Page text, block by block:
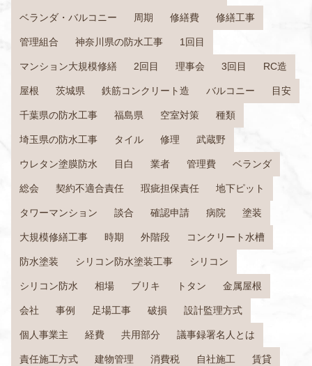
ベランダ・バルコニー 周期 修繕費 修繕工事
管理組合 神奈川県の防水工事 1回目
マンション大規模修繕 2回目 理事会 3回目 RC造
屋根 茨城県 鉄筋コンクリート造 バルコニー 目安
千葉県の防水工事 福島県 空室対策 種類
埼玉県の防水工事 タイル 修理 武蔵野
ウレタン塗膜防水 目白 業者 管理費 ベランダ
総会 契約不適合責任 瑕疵担保責任 地下ピット
タワーマンション 談合 確認申請 病院 塗装
大規模修繕工事 時期 外階段 コンクリート水槽
防水塗装 シリコン防水塗装工事 シリコン
シリコン防水 相場 ブリキ トタン 金属屋根
会社 事例 足場工事 破損 設計監理方式
個人事業主 経費 共用部分 議事録署名人とは
責任施工方式 建物管理 消費税 自社施工 賃貸